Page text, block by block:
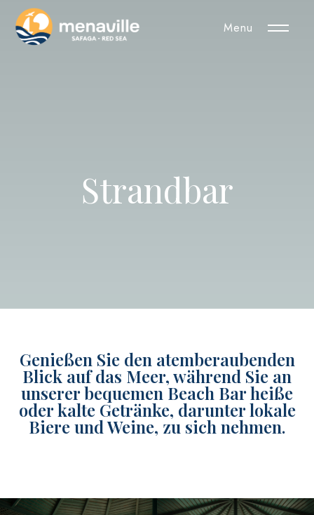
Menu
Strandbar
Genießen Sie den atemberaubenden
Blick auf das Meer, während Sie an
unserer bequemen Beach Bar heiße
oder kalte Getränke, darunter lokale
Biere und Weine, zu sich nehmen.